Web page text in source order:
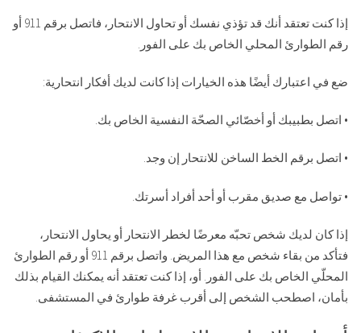
إذا كنت تعتقد أنك قد تؤذي نفسك أو تحاول الانتحار، فاتصل برقم 911 أو
رقم الطوارئ المحلي الخاص بك على الفور.
ضع في اعتبارك أيضًا هذه الخيارات إذا كانت لديك أفكار انتحارية:
• اتصل بطبيبك أو أخصّائي الصحّة النفسية الخاص بك.
• اتصل برقم الخط الساخن للانتحار إن وجد.
• تواصل مع صديق مقرب أو أحد أفراد أسرتك.
إذا كان لديك شخص تحبّه معرضًا لخطر الانتحار أو يحاول الانتحار،
فتأكد من بقاء شخص مع هذا المريض. واتصل برقم 911 أو رقم الطوارئ
المحلّي الخاص بك على الفور. أو، إذا كنت تعتقد أنه يمكنك القيام بذلك
بأمان، اصطحب الشخص إلى أقرب غرفة طوارئ في المستشفى.